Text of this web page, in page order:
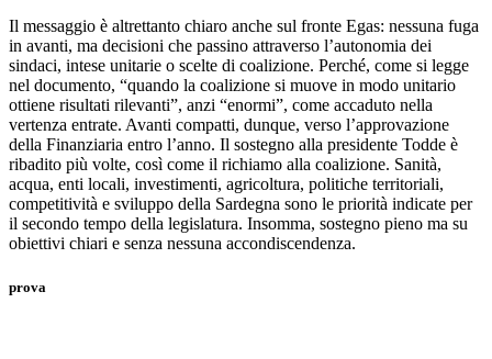
Il messaggio è altrettanto chiaro anche sul fronte Egas: nessuna fuga
in avanti, ma decisioni che passino attraverso l’autonomia dei
sindaci, intese unitarie o scelte di coalizione. Perché, come si legge
nel documento, “quando la coalizione si muove in modo unitario
ottiene risultati rilevanti”, anzi “enormi”, come accaduto nella
vertenza entrate. Avanti compatti, dunque, verso l’approvazione
della Finanziaria entro l’anno. Il sostegno alla presidente Todde è
ribadito più volte, così come il richiamo alla coalizione. Sanità,
acqua, enti locali, investimenti, agricoltura, politiche territoriali,
competitività e sviluppo della Sardegna sono le priorità indicate per
il secondo tempo della legislatura. Insomma, sostegno pieno ma su
obiettivi chiari e senza nessuna accondiscendenza.
prova